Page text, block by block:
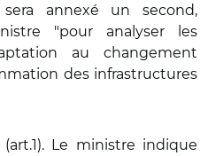
annexé un second,
"pour analyser les
au changement
des infrastructures
(art.1). Le ministre indique